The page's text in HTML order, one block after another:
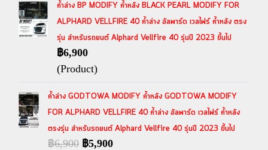
ค้ำล่าง BP MODIFY ค้ำหลัง BLACK PEARL MODIFY FOR
ALPHARD VELLFIRE 40 ค้ำล่าง อัลพาร์ด เวลไฟร์ ค้ำหลัง ตรง
รุ่น สำหรับรถยนต์ Alphard Vellfire 40 รุ่นปี 2023 ขึ้นไป
฿6,900
(Product)
ค้ำล่าง GODTOWA MODIFY ค้ำหลัง GODTOWA MODIFY
FOR ALPHARD VELLFIRE 40 ค้ำล่าง อัลพาร์ด เวลไฟร์ ค้ำหลัง
ตรงรุ่น สำหรับรถยนต์ Alphard Vellfire 40 รุ่นปี 2023 ขึ้นไป
฿6,900 ฿5,900